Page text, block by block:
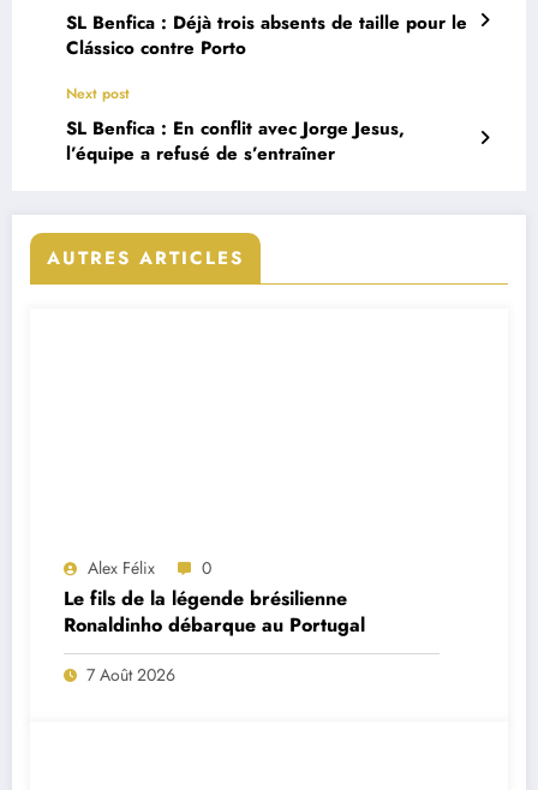
SL Benfica : Déjà trois absents de taille pour le
Clássico contre Porto
Next post
SL Benfica : En conflit avec Jorge Jesus,
l’équipe a refusé de s’entraîner
AUTRES ARTICLES
Alex Félix 0
Le fils de la légende brésilienne
Ronaldinho débarque au Portugal
7 Août 2026